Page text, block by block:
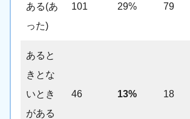
ある(あ
った)
101 29% 79
あると
きとな
いとき
がある
46 13% 18